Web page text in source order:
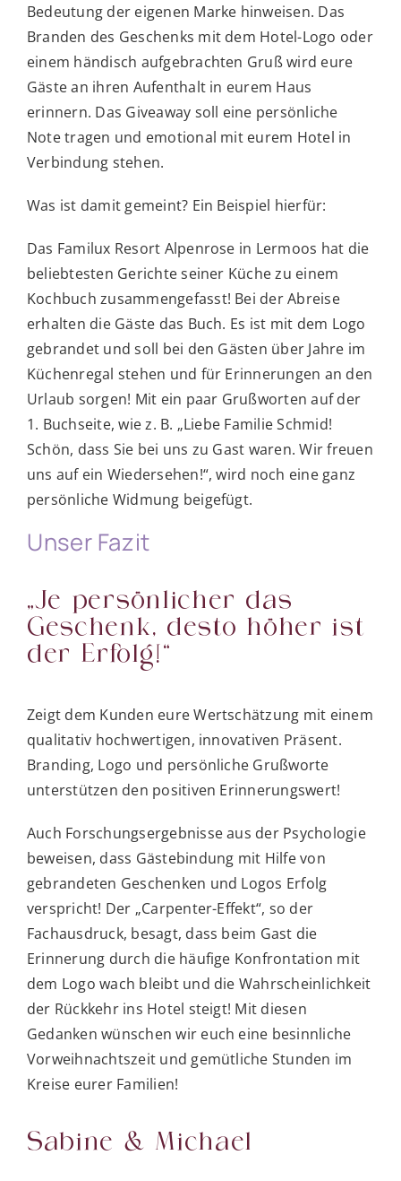
Bedeutung der eigenen Marke hinweisen. Das
Branden des Geschenks mit dem Hotel-Logo oder
einem händisch aufgebrachten Gruß wird eure
Gäste an ihren Aufenthalt in eurem Haus
erinnern. Das Giveaway soll eine persönliche
Note tragen und emotional mit eurem Hotel in
Verbindung stehen.
Was ist damit gemeint? Ein Beispiel hierfür:
Das Familux Resort Alpenrose in Lermoos hat die
beliebtesten Gerichte seiner Küche zu einem
Kochbuch zusammengefasst! Bei der Abreise
erhalten die Gäste das Buch. Es ist mit dem Logo
gebrandet und soll bei den Gästen über Jahre im
Küchenregal stehen und für Erinnerungen an den
Urlaub sorgen! Mit ein paar Grußworten auf der
1. Buchseite, wie z. B. „Liebe Familie Schmid!
Schön, dass Sie bei uns zu Gast waren. Wir freuen
uns auf ein Wiedersehen!“, wird noch eine ganz
persönliche Widmung beigefügt.
Unser Fazit
„Je persönlicher das
Geschenk, desto höher ist
der Erfolg!“
Zeigt dem Kunden eure Wertschätzung mit einem
qualitativ hochwertigen, innovativen Präsent.
Branding, Logo und persönliche Grußworte
unterstützen den positiven Erinnerungswert!
Auch Forschungsergebnisse aus der Psychologie
beweisen, dass Gästebindung mit Hilfe von
gebrandeten Geschenken und Logos Erfolg
verspricht! Der „Carpenter-Effekt“, so der
Fachausdruck, besagt, dass beim Gast die
Erinnerung durch die häufige Konfrontation mit
dem Logo wach bleibt und die Wahrscheinlichkeit
der Rückkehr ins Hotel steigt! Mit diesen
Gedanken wünschen wir euch eine besinnliche
Vorweihnachtszeit und gemütliche Stunden im
Kreise eurer Familien!
Sabine & Michael